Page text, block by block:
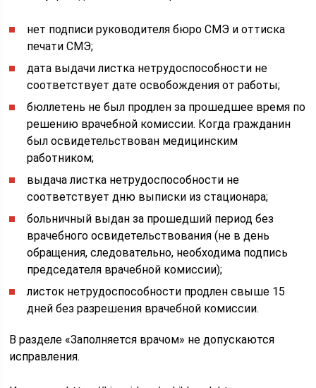
нет подписи руководителя бюро СМЭ и оттиска
печати СМЭ;
дата выдачи листка нетрудоспособности не
соответствует дате освобождения от работы;
бюллетень не был продлен за прошедшее время по
решению врачебной комиссии. Когда гражданин
был освидетельствован медицинским
работником;
выдача листка нетрудоспособности не
соответствует дню выписки из стационара;
больничный выдан за прошедший период без
врачебного освидетельствования (не в день
обращения, следовательно, необходима подпись
председателя врачебной комиссии);
листок нетрудоспособности продлен свыше 15
дней без разрешения врачебной комиссии.
В разделе «Заполняется врачом» не допускаются
исправления.